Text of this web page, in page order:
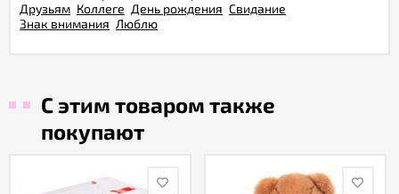
Друзьям Коллеге День рождения Свидание
Знак внимания Люблю
С этим товаром также
покупают